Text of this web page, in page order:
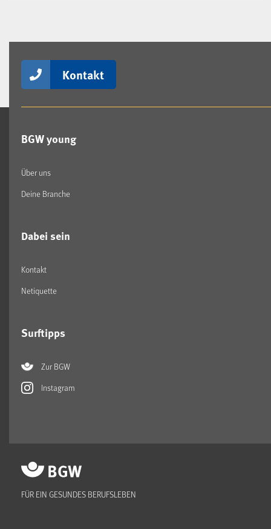
Kontakt
BGW young
Über uns
Deine Branche
Dabei sein
Kontakt
Netiquette
Surftipps
Zur BGW
Instagram
FÜR EIN GESUNDES BERUFSLEBEN